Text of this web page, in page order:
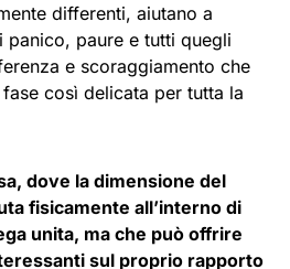
differenti, aiutano a
panico, paure e tutti quegli
e scoraggiamento che
così delicata per tutta la
dove la dimensione del
fisicamente all’interno di
unita, ma che può offrire
sul proprio rapporto